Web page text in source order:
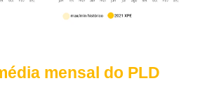
mensal do PLD